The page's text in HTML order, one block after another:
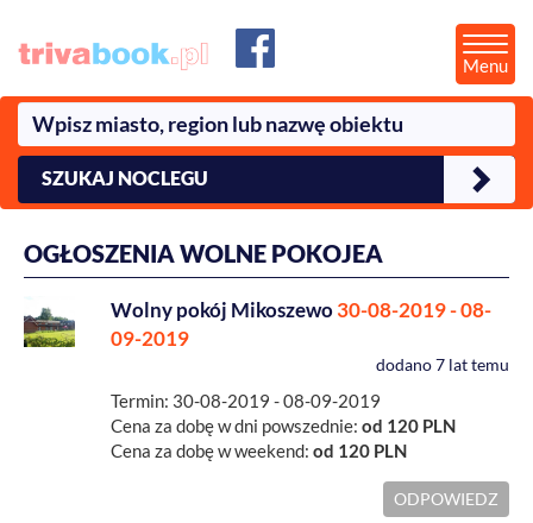
Menu
SZUKAJ NOCLEGU
OGŁOSZENIA WOLNE POKOJEA
Wolny pokój Mikoszewo30-08-2019 - 08-
09-2019
dodano7 lat temu
Termin: 30-08-2019 - 08-09-2019
Cena za dobę w dni powszednie: od 120 PLN
Cena za dobę w weekend: od 120 PLN
ODPOWIEDZ